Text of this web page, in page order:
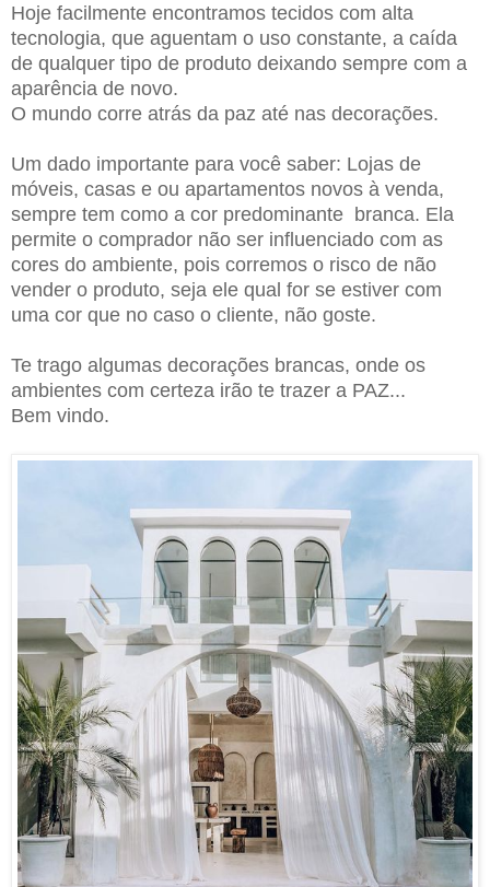
Hoje facilmente encontramos tecidos com alta
tecnologia, que aguentam o uso constante, a caída
de qualquer tipo de produto deixando sempre com a
aparência de novo.
O mundo corre atrás da paz até nas decorações.
Um dado importante para você saber: Lojas de
móveis, casas e ou apartamentos novos à venda,
sempre tem como a cor predominante branca. Ela
permite o comprador não ser influenciado com as
cores do ambiente, pois corremos o risco de não
vender o produto, seja ele qual for se estiver com
uma cor que no caso o cliente, não goste.
Te trago algumas decorações brancas, onde os
ambientes com certeza irão te trazer a PAZ...
Bem vindo.